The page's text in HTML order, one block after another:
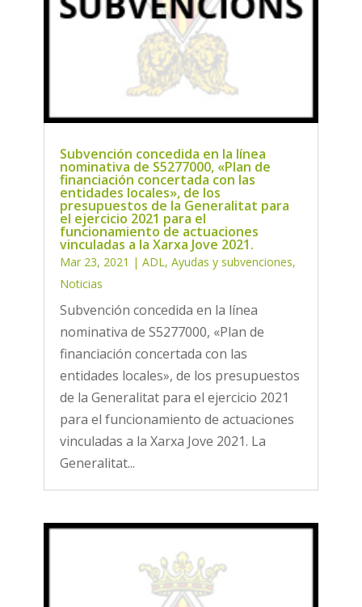
Subvención concedida en la línea
nominativa de S5277000, «Plan de
financiación concertada con las
entidades locales», de los
presupuestos de la Generalitat para
el ejercicio 2021 para el
funcionamiento de actuaciones
vinculadas a la Xarxa Jove 2021.
Mar 23, 2021 | ADL, Ayudas y subvenciones,
Noticias
Subvención concedida en la línea
nominativa de S5277000, «Plan de
financiación concertada con las
entidades locales», de los presupuestos
de la Generalitat para el ejercicio 2021
para el funcionamiento de actuaciones
vinculadas a la Xarxa Jove 2021. La
Generalitat...